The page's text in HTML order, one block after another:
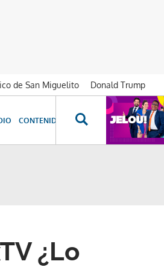
de San Miguelito
Donald Trump
CONTENIDOS ESPECIALES NOVELAS
¿Lo